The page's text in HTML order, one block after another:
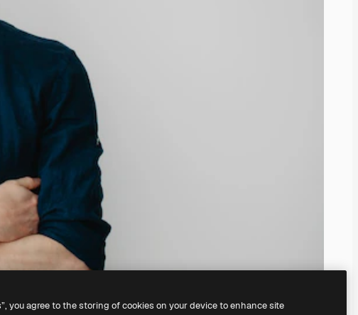
you agree to the storing of cookies on your device to enhance site